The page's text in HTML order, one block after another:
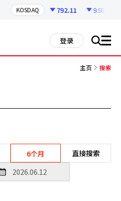
KOSDAQ 792.11 9.56
登录 搜 all
主页 搜索
6个月 直接搜索